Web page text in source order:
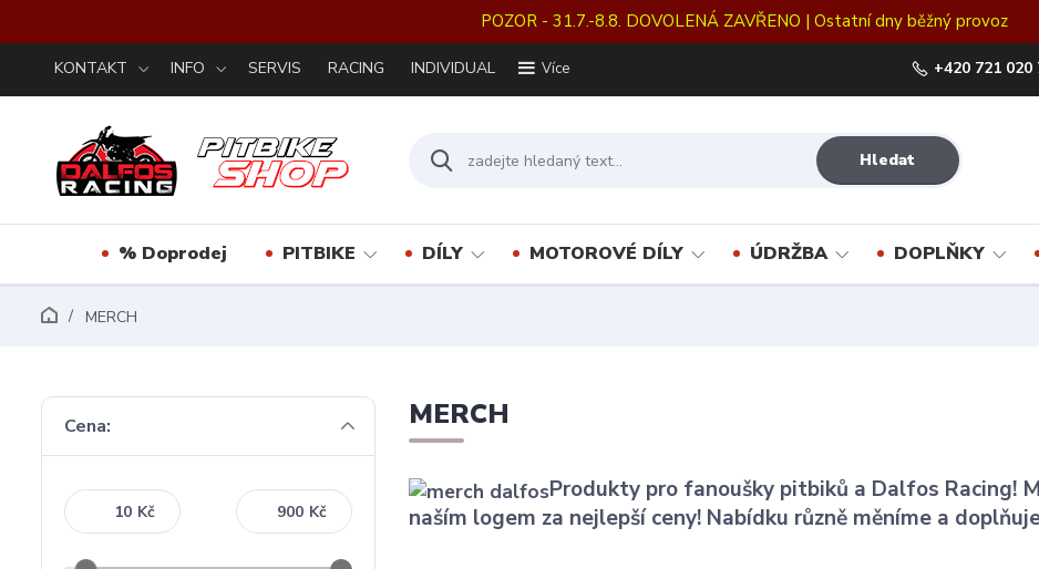
POZOR - 31.7.-8.8. DOVOLENÁ ZAVŘENO | Ostatní dny běžný provoz
KONTAKT INFO SERVIS RACING INDIVIDUAL Více
Hledat
+420 721 020
% Doprodej PITBIKE DÍLY MOTOROVÉ DÍLY ÚDRŽBA DOPLŇKY
MERCH
MERCH
Produkty pro fanoušky pitbiků a Dalfos Racing!
naším logem za nejlepší ceny! Nabídku různě měníme a
Cena:
Kč Kč